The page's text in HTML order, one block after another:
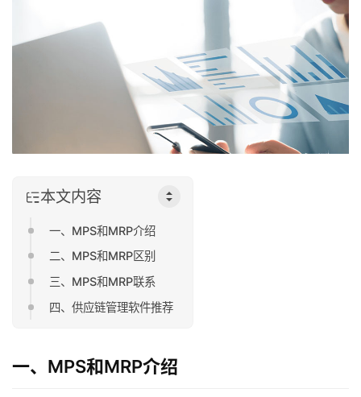
本文内容
一、MPS和MRP介绍
二、MPS和MRP区别
三、MPS和MRP联系
四、供应链管理软件推荐
一、MPS和MRP介绍